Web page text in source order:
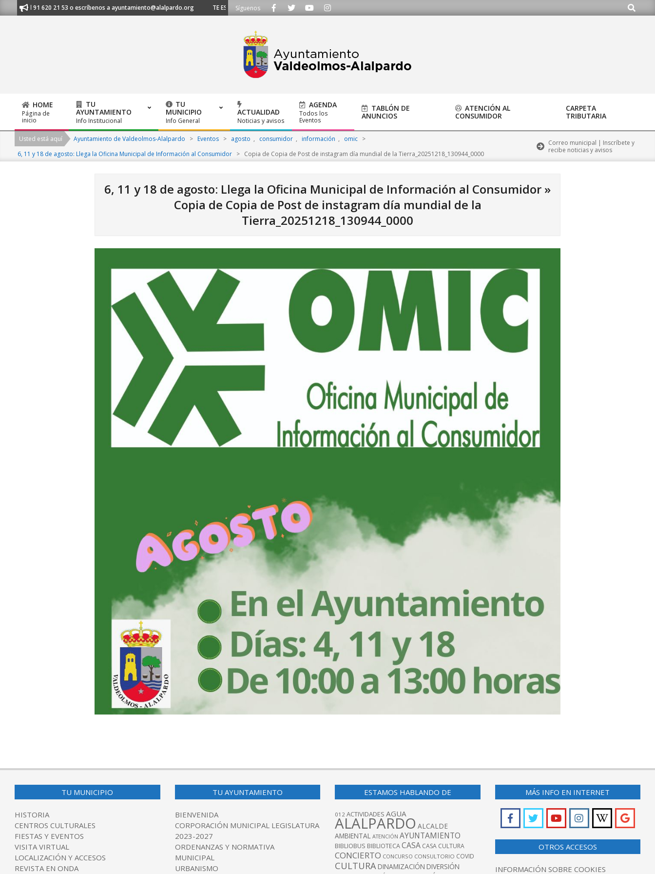
to
al 91 620 21 53 o escríbenos a ayuntamiento@alalpardo.org TE ESCUCHAMOS - Llámanos al 91 620 21 53 o escríbenos a ayuntamiento@alalpardo.org
Síguenos Buscar
Primary
Navigation
Menu
HOME
Página de
inicio
TU
AYUNTAMIENTO
Info Institucional
TU
MUNICIPIO
Info General
ACTUALIDAD
Noticias y avisos
AGENDA
Todos los
Eventos
TABLÓN DE
ANUNCIOS
ATENCIÓN AL
CONSUMIDOR
CARPETA
TRIBUTARIA
Usted está aquí Ayuntamiento de Valdeolmos-Alalpardo > Eventos > agosto , consumidor , información , omic
>
6, 11 y 18 de agosto: Llega la Oficina Municipal de Información al Consumidor > Copia de Copia de Post de instagram día mundial de la Tierra_20251218_130944_0000
Correo municipal | Inscríbete y
recibe noticias y avisos
6, 11 y 18 de agosto: Llega la Oficina Municipal de Información al Consumidor »
Copia de Copia de Post de instagram día mundial de la
Tierra_20251218_130944_0000
TU MUNICIPIO
HISTORIA
CENTROS CULTURALES
FIESTAS Y EVENTOS
VISITA VIRTUAL
LOCALIZACIÓN Y ACCESOS
REVISTA EN ONDA
TU AYUNTAMIENTO
BIENVENIDA
CORPORACIÓN MUNICIPAL LEGISLATURA
2023-2027
ORDENANZAS Y NORMATIVA
MUNICIPAL
URBANISMO
ESTAMOS HABLANDO DE
012 ACTIVIDADES AGUA
ALALPARDO ALCALDE
AMBIENTAL ATENCIÓN AYUNTAMIENTO
BIBLIOBUS BIBLIOTECACASA CASA CULTURA
CONCIERTO CONCURSO CONSULTORIO COVID
CULTURA DINAMIZACIÓN DIVERSIÓN
MÁS INFO EN INTERNET
OTROS ACCESOS
INFORMACIÓN SOBRE COOKIES